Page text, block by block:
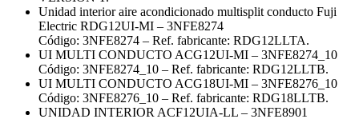
Unidad interior aire acondicionado multisplit conducto Fuji
Electric RDG12UI-MI – 3NFE8274
Código: 3NFE8274 – Ref. fabricante: RDG12LLTA.
UI MULTI CONDUCTO ACG12UI-MI – 3NFE8274_10
Código: 3NFE8274_10 – Ref. fabricante: RDG12LLTB.
UI MULTI CONDUCTO ACG18UI-MI – 3NFE8276_10
Código: 3NFE8276_10 – Ref. fabricante: RDG18LLTB.
UNIDAD INTERIOR ACF12UIA-LL – 3NFE8901